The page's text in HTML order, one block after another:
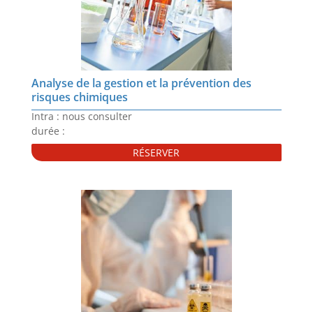
Analyse de la gestion et la prévention des
risques chimiques
Intra : nous consulter
durée :
RÉSERVER